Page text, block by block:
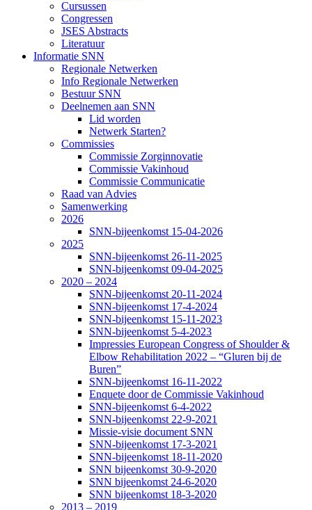
Cursussen
Congressen
JSES Abstracts
Literatuur
Informatie SNN
Regionale Netwerken
Info Regionale Netwerken
Bestuur SNN
Deelnemen aan SNN
Lid worden
Netwerk Starten?
Commissies
Commissie Zorginnovatie
Commissie Vakinhoud
Commissie Communicatie
Raad van Advies
Samenwerking
2026
SNN-bijeenkomst 15-04-2026
2025
SNN-bijeenkomst 26-11-2025
SNN-bijeenkomst 09-04-2025
2020 – 2024
SNN-bijeenkomst 20-11-2024
SNN-bijeenkomst 17-4-2024
SNN-bijeenkomst 15-11-2023
SNN-bijeenkomst 5-4-2023
Impressies European Congress of Shoulder &
Elbow Rehabilitation 2022 – “Gluren bij de
Buren”
SNN-bijeenkomst 16-11-2022
Enquete door de Commissie Vakinhoud
SNN-bijeenkomst 6-4-2022
SNN-bijeenkomst 22-9-2021
Missie-visie document SNN
SNN-bijeenkomst 17-3-2021
SNN-bijeenkomst 18-11-2020
SNN bijeenkomst 30-9-2020
SNN bijeenkomst 24-6-2020
SNN bijeenkomst 18-3-2020
2013 – 2019